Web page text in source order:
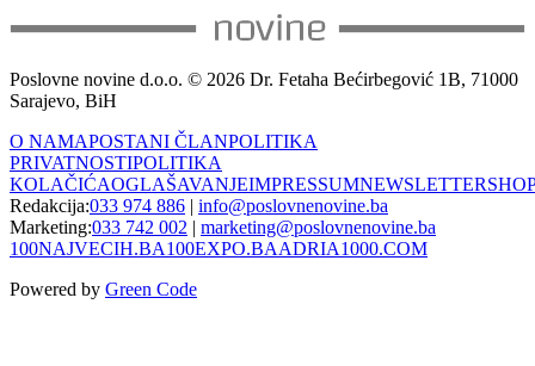
Poslovne novine d.o.o. © 2026 Dr. Fetaha Bećirbegović 1B, 71000
Sarajevo, BiH
O NAMAPOSTANI ČLANPOLITIKA
PRIVATNOSTIPOLITIKA
KOLAČIĆAOGLAŠAVANJEIMPRESSUMNEWSLETTER
Redakcija:033 974 886 | info@poslovnenovine.ba
Marketing:033 742 002 | marketing@poslovnenovine.ba
100NAJVECIH.BA100EXPO.BAADRIA1000.COM
Powered by Green Code